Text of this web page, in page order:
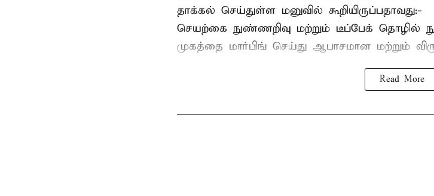
தாக்கல் செய்துள்ள மனுவில் கூறியிருப்பதாவது:-
செயற்கை நுண்ணறிவு மற்றும் டீப்பேக் தொழில்
முகத்தை மார்பிங் செய்து ஆபாசமான மற்றும்
Read More